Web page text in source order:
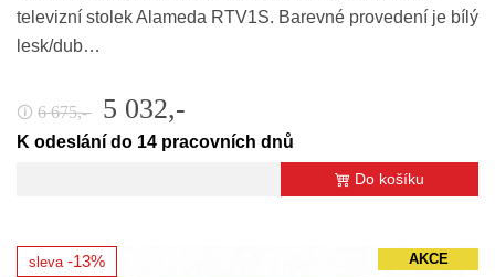
televizní stolek Alameda RTV1S. Barevné provedení je bílý
lesk/dub…
🛈 6 675,- 5 032,-
K odeslání do 14 pracovních dnů
Do košíku
AKCE
sleva -13%